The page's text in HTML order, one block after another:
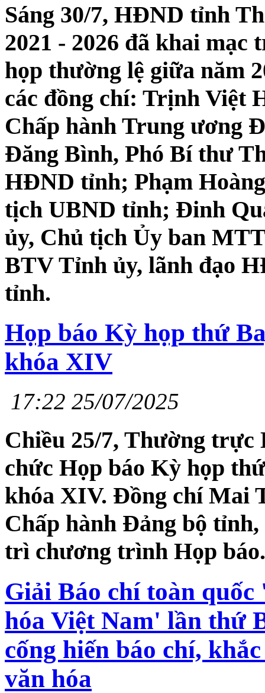
Sáng 30/7, HĐND tỉnh
2021 - 2026 đã khai
họp thường lệ giữa năm
các đồng chí: Trịnh Việt
Chấp hành Trung ương
Đăng Bình, Phó Bí thư
HĐND tỉnh; Phạm
tịch UBND tỉnh; Đinh
ủy, Chủ tịch Ủy ban
BTV Tỉnh ủy, lãnh đạo
tỉnh.
Họp báo Kỳ họp thứ
khóa XIV
17:22 25/07/2025
Chiều 25/7, Thường
chức Họp báo Kỳ họp
khóa XIV. Đồng chí Mai
Chấp hành Đảng bộ
trì chương trình Họp báo.
Giải Báo chí toàn
hóa Việt Nam' lần thứ
cống hiến báo chí,
văn hóa